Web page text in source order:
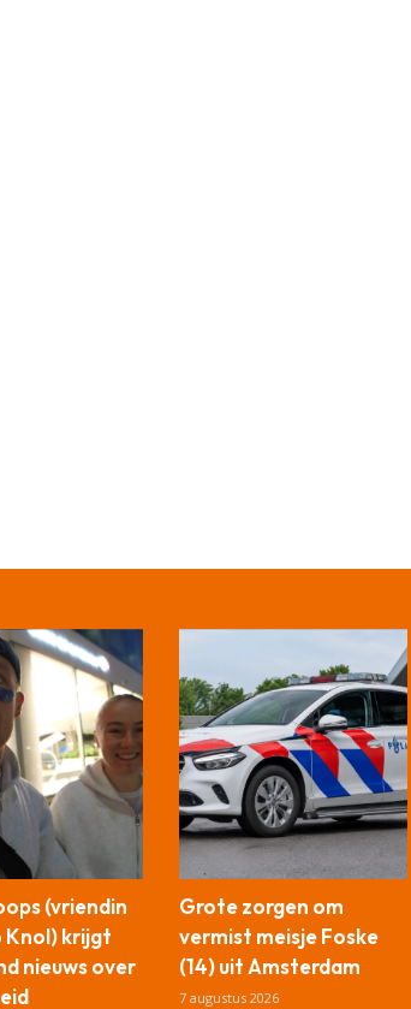
(vriendin
Knol) krijgt
nieuws over
Grote zorgen om
vermist meisje Foske
(14) uit Amsterdam
7 augustus 2026